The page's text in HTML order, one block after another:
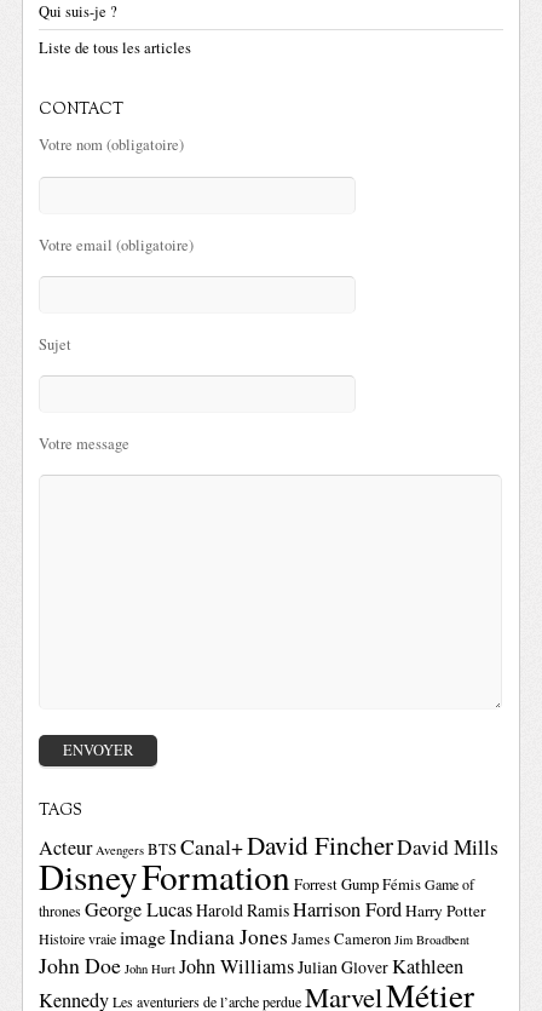
Qui suis-je ?
Liste de tous les articles
CONTACT
Votre nom (obligatoire)
Votre email (obligatoire)
Sujet
Votre message
TAGS
Acteur Avengers BTSCanal+David FincherDavid Mills
DisneyFormationForrest GumpFémis Game of
thrones George LucasHarold RamisHarrison FordHarry Potter
Histoire vraie imageIndiana Jones James Cameron Jim Broadbent
John Doe John Hurt John WilliamsJulian GloverKathleen
Kennedy Les aventuriers de l’arche perdue MarvelMétier